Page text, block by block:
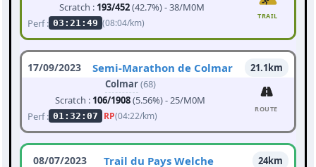
Scratch : 193/452(42.7%) - 38/M0M
Perf : 03:21:49 (08:04/km)
TRAIL
17/09/2023 Semi-Marathon de Colmar
21.1km
Colmar(68)
Scratch : 106/1908(5.56%) - 25/M0M
Perf : 01:32:07 RP(04:22/km)
ROUTE
08/07/2023 Trail du Pays Welche
24km